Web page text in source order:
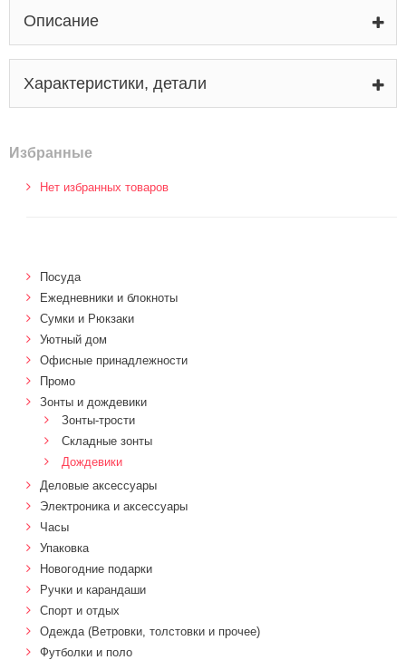
Описание
Характеристики, детали
Избранные
Нет избранных товаров
Посуда
Ежедневники и блокноты
Сумки и Рюкзаки
Уютный дом
Офисные принадлежности
Промо
Зонты и дождевики
Зонты-трости
Складные зонты
Дождевики
Деловые аксессуары
Электроника и аксессуары
Часы
Упаковка
Новогодние подарки
Ручки и карандаши
Спорт и отдых
Одежда (Ветровки, толстовки и прочее)
Футболки и поло